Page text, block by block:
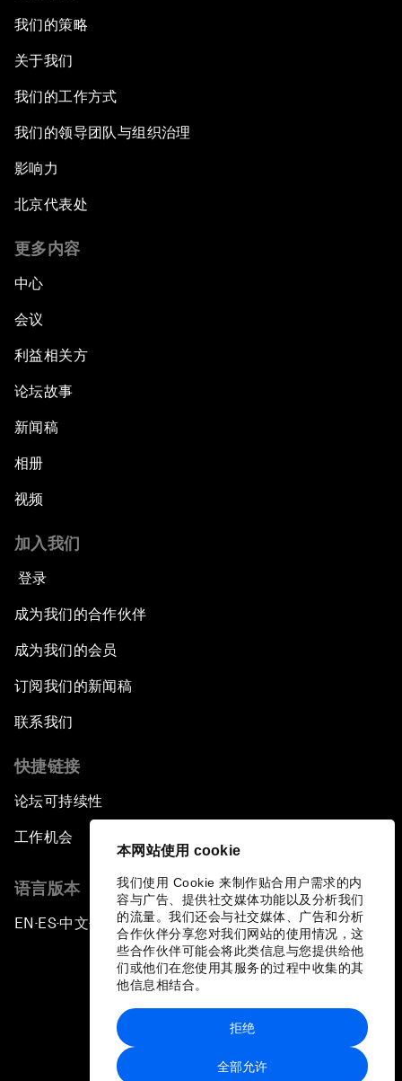
本网站使用 cookie
我们使用 Cookie 来制作贴合用户需求的内
容与广告、提供社交媒体功能以及分析我们
的流量。我们还会与社交媒体、广告和分析
合作伙伴分享您对我们网站的使用情况，这
些合作伙伴可能会将此类信息与您提供给他
们或他们在您使用其服务的过程中收集的其
他信息相结合。
全部允许
拒绝
我们的策略
关于我们
我们的工作方式
我们的领导团队与组织治理
影响力
北京代表处
更多内容
中心
会议
利益相关方
论坛故事
新闻稿
相册
视频
加入我们
登录
成为我们的合作伙伴
成为我们的会员
订阅我们的新闻稿
联系我们
快捷链接
论坛可持续性
工作机会
语言版本
EN ▪ES▪中文▪ 日本語
站点地图